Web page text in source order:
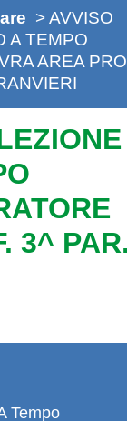
> AVVISO
A TEMPO
AREA
3^ PAR.
Tempo